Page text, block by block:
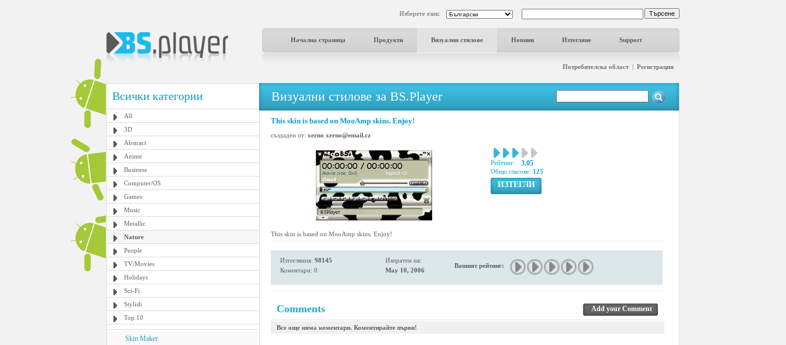
Изберете език:
Начална страница Продукти Визуални стилове Новини Изтегляне Support
Потребителска област| Регистрация
Всички категории
All
3D
Abstract
Anime
Business
Computer/OS
Games
Music
Metallic
Nature
People
TV/Movies
Holidays
Sci-Fi
Stylish
Top 10
Skin Maker
Визуални стилове за BS.Player
This skin is based on MooAmp skins. Enjoy!
създаден от: xerno xerno@email.cz
Рейтинг: 3.05
Общо гласове: 125
ИЗТЕГЛИ
This skin is based on MooAmp skins. Enjoy!
Изтегляния: 98145
Коментари: 0
Изпратен на:
May 10, 2006
Вашият рейтинг:
Comments Add your Comment
Все още няма коментари. Коментирайте първи!